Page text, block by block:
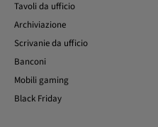
Tavoli da ufficio
Archiviazione
Scrivanie da ufficio
Banconi
Mobili gaming
Black Friday